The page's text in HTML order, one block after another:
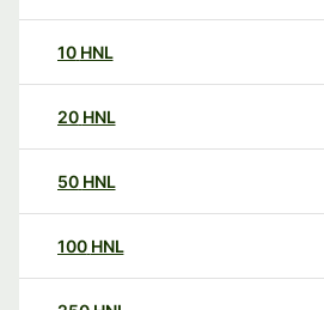
10 HNL
20 HNL
50 HNL
100 HNL